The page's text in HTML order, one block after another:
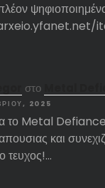
στο
2025
το Metal Defiance
και
τευχος!…